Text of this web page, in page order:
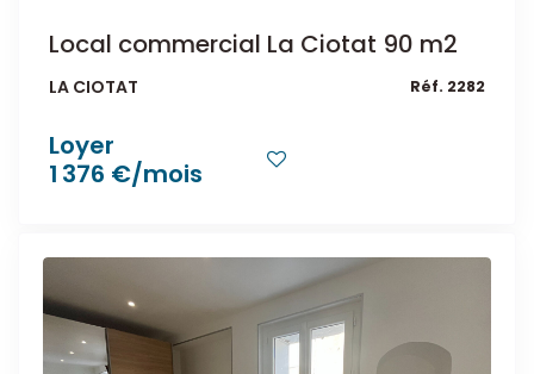
Local commercial La Ciotat 90 m2
LA CIOTAT Réf. 2282
Loyer
1 376 €/mois